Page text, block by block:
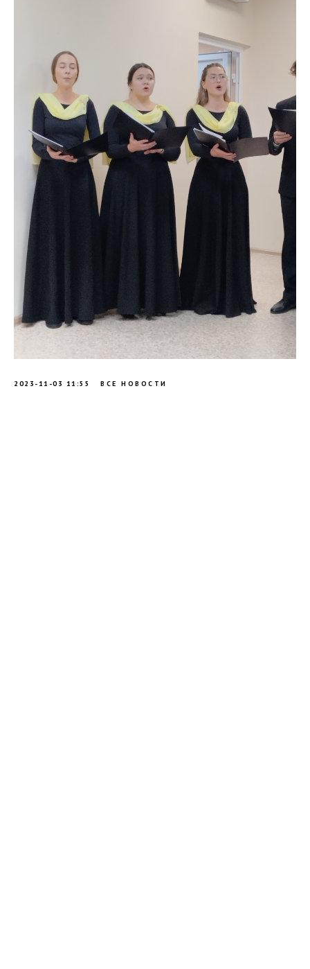
2023-11-03 11:55 ВСЕ НОВОСТИ